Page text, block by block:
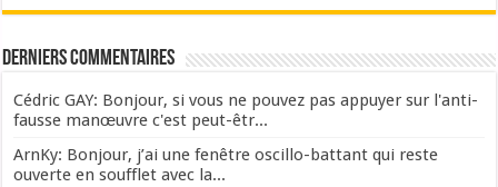
Derniers commentaires
Cédric GAY: Bonjour, si vous ne pouvez pas appuyer sur l'anti-
fausse manœuvre c'est peut-êtr...
ArnKy: Bonjour, j’ai une fenêtre oscillo-battant qui reste
ouverte en soufflet avec la...